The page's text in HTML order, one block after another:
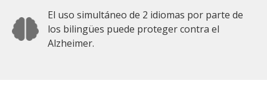
El uso simultáneo de 2 idiomas por parte de
los bilingües puede proteger contra el
Alzheimer.